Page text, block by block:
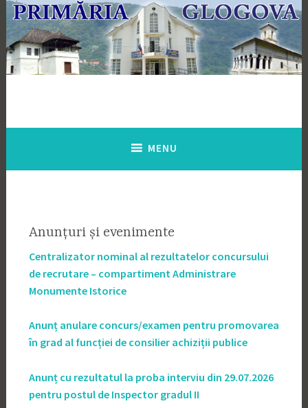
Skip
to
content
MENU
Anunțuri și evenimente
Centralizator nominal al rezultatelor concursului
de recrutare – compartiment Administrare
Monumente Istorice
Anunț anulare concurs/examen pentru promovarea
în grad al funcției de consilier achiziții publice
Anunț cu rezultatul la proba interviu din 29.07.2026
pentru postul de Inspector gradul II